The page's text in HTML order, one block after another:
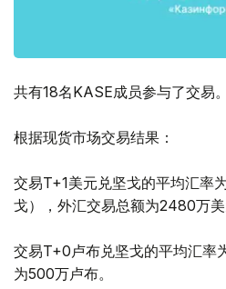
共有18名KASE成员参与了交易。
根据现货市场交易结果：
交易T+1美元兑坚戈的平均汇率
戈），外汇交易总额为2480万
交易T+0卢布兑坚戈的平均汇率
为500万卢布。